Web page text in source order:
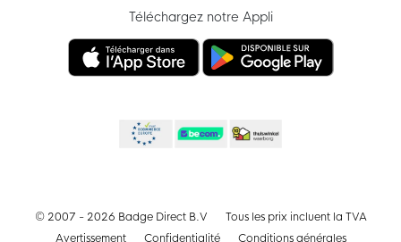
Téléchargez notre Appli
© 2007 - 2026 Badge Direct B.V
Tous les prix incluent la TVA
Avertissement
Confidentialité Conditions générales